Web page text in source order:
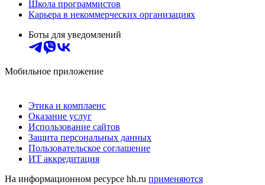
Школа программистов
Карьера в некоммерческих организациях
Боты для уведомлений
Мобильное приложение
Этика и комплаенс
Оказание услуг
Использование сайтов
Защита персональных данных
Пользовательское соглашение
ИТ аккредитация
На информационном ресурсе hh.ru применяются